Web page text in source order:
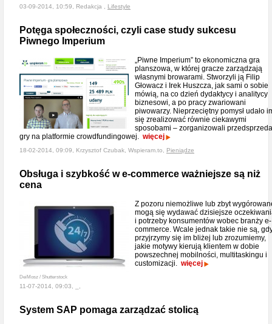
03-09-2014, 10:59, Redakcja , Lifestyle
Potęga społeczności, czyli case study sukcesu
Piwnego Imperium
„Piwne Imperium” to ekonomiczna gra
planszowa, w której gracze zarządzają
własnymi browarami. Stworzyli ją Filip
Głowacz i Irek Huszcza, jak sami o sobie
mówią, na co dzień dydaktycy i analitycy
biznesowi, a po pracy zwariowani
piwowarzy. Nieprzeciętny pomysł udało
się zrealizować równie ciekawymi
sposobami – zorganizowali
gry na platformie crowdfundingowej. więcej
18-02-2014, 09:09, Krzysztof Czubak, Wspieram.to, Pieniądze
Obsługa i szybkość w e-commerce ważniejsze są niż
cena
DeiMosz / Shutterstock
Z pozoru niemożliwe lub zbyt
mogą się wydawać dzisiejsze
i potrzeby konsumentów wobec branży e-
commerce. Wcale jednak takie nie są,
przyjrzymy się im bliżej lub zrozumiemy,
jakie motywy kierują klientem w dobie
powszechnej mobilności, multitaskingu i
customizacji. więcej
11-07-2014, 09:03, _,
System SAP pomaga zarządzać stolicą